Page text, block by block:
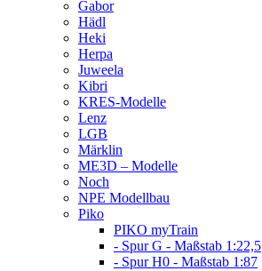
Gabor
Hädl
Heki
Herpa
Juweela
Kibri
KRES-Modelle
Lenz
LGB
Märklin
ME3D – Modelle
Noch
NPE Modellbau
Piko
PIKO myTrain
- Spur G - Maßstab 1:22,5
- Spur H0 - Maßstab 1:87